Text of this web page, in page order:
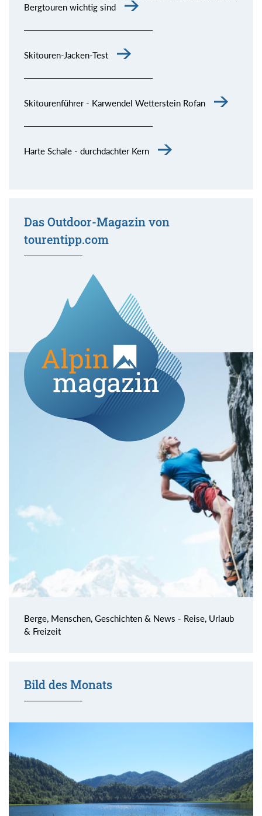
Bergtouren wichtig sind
Skitouren-Jacken-Test
Skitourenführer - Karwendel Wetterstein Rofan
Harte Schale - durchdachter Kern
Das Outdoor-Magazin von
tourentipp.com
Berge, Menschen, Geschichten & News - Reise, Urlaub
& Freizeit
Bild des Monats